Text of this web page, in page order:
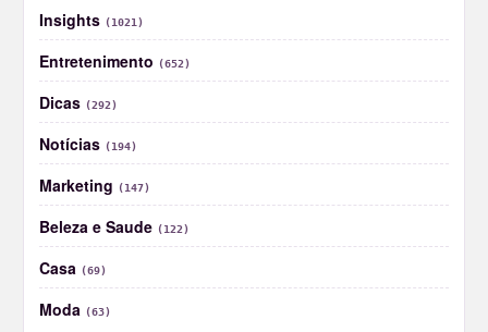
Insights (1021)
Entretenimento (652)
Dicas (292)
Notícias (194)
Marketing (147)
Beleza e Saude (122)
Casa (69)
Moda (63)